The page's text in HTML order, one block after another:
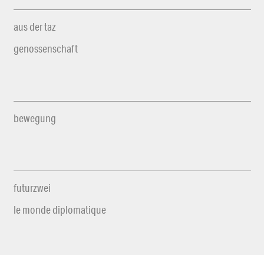
aus der taz
genossenschaft
bewegung
futurzwei
le monde diplomatique